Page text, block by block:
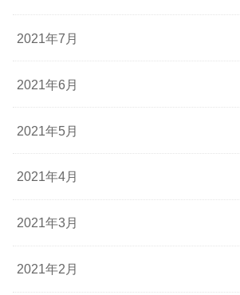
2021年7月
2021年6月
2021年5月
2021年4月
2021年3月
2021年2月